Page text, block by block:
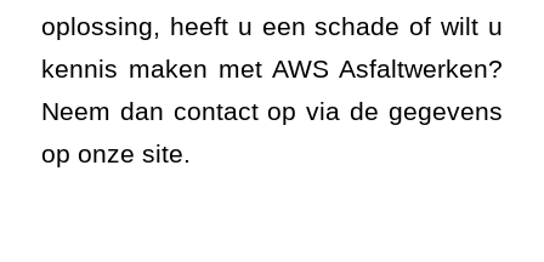
oplossing, heeft u een schade of wilt u
kennis maken met AWS Asfaltwerken?
Neem dan contact op via de gegevens
op onze site.